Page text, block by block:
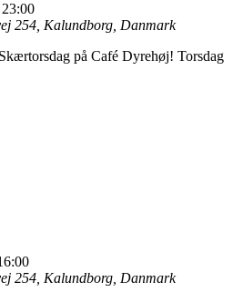
23:00
254, Kalundborg, Danmark
på Café Dyrehøj! Torsdag
254, Kalundborg, Danmark